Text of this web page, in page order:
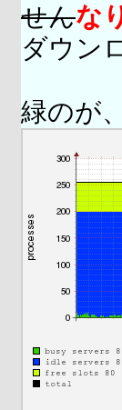
せんな
ダウン
緑のが